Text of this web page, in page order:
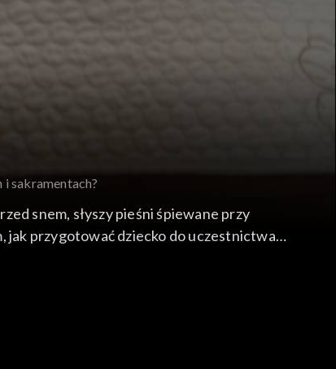
sakramentach?
snem, słyszy pieśni śpiewane przy
jak przygotować dziecko do uczestnictwa